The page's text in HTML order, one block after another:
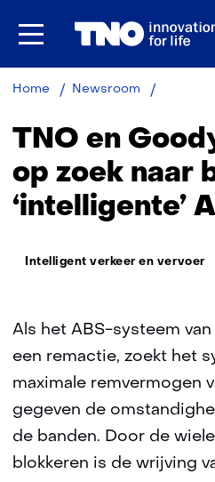
Ga
Home Newsroom
Goodyear
samen
zoek
naar
betere
TNO en
op zoek naar
‘intelligente’
Thema:
Intelligent verkeer en vervoer
Als het ABS-systeem
een remactie, zoekt het
maximale remvermogen
gegeven de
de banden. Door de
blokkeren is de wrijving